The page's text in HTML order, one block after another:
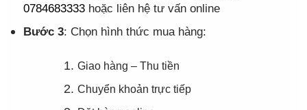
0784683333hoặc liên hệ tư vấn online
Bước 3: Chọn hình thức mua hàng:
Giao hàng – Thu tiền
Chuyển khoản trực tiếp